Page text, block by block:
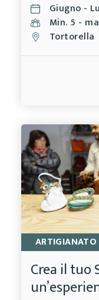
Giugno -
Min. 5 -
Tortorella
ARTIGIANATO
Crea il tuo